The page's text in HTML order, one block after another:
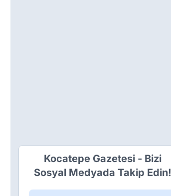
Kocatepe Gazetesi - Bizi
Sosyal Medyada Takip Edin!